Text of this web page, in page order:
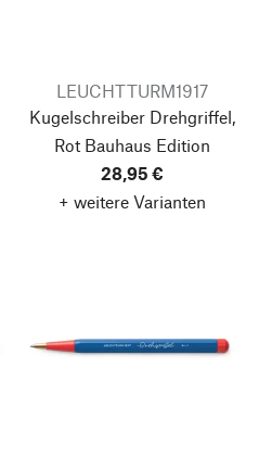
LEUCHTTURM1917
Kugelschreiber Drehgriffel,
Rot Bauhaus Edition
28,95 €
+ weitere Varianten